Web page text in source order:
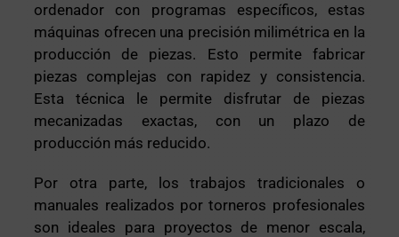
ordenador con programas específicos, estas
máquinas ofrecen una precisión milimétrica en la
producción de piezas. Esto permite fabricar
piezas complejas con rapidez y consistencia.
Esta técnica le permite disfrutar de piezas
mecanizadas exactas, con un plazo de
producción más reducido.
Por otra parte, los trabajos tradicionales o
manuales realizados por torneros profesionales
son ideales para proyectos de menor escala,